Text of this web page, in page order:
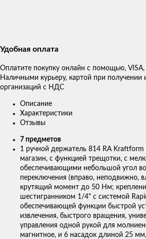
Удобная оплата
Оплатите покупку онлайн с помощью, VISA,
Наличными курьеру, картой при получении
организаций с НДС
Описание
Характеристики
Отзывы
7 предметов
1 ручной держатель 814 RA Kraftform
магазин, с функцией трещотки, с
обеспечивающими небольшой угол
переключения (вправо, неподвижно,
крутящий момент до 50 Нм;
шестигранником 1/4" с системой
обеспечивающей функции быстрой
извлечения, быстрого вращения,
управления одной рукой для
магнитное, и 6 насадок длиной 25